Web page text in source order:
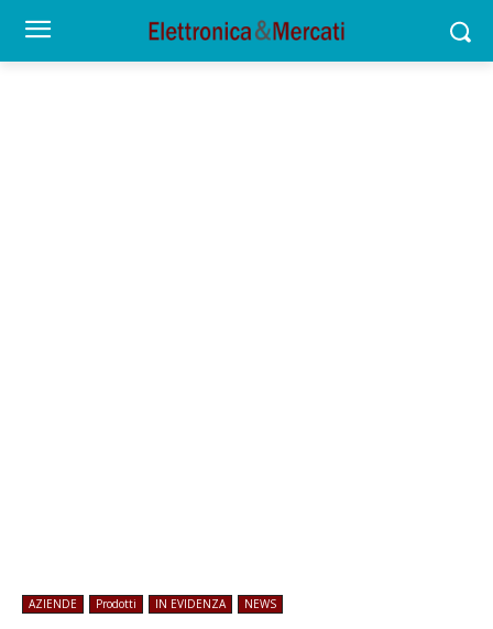
AZIENDE Prodotti IN EVIDENZA NEWS